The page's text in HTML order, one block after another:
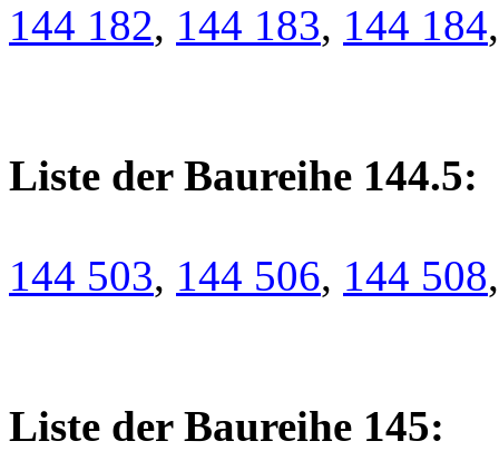
144 182, 144 183, 144 184
Liste der Baureihe 144.5:
144 503, 144 506, 144 508
Liste der Baureihe 145: